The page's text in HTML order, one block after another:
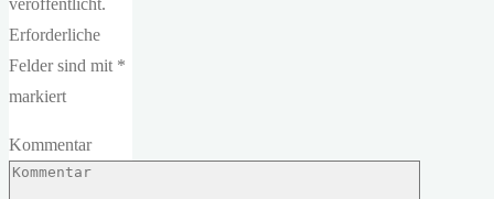
veröffentlicht.
Erforderliche
Felder sind mit *
markiert
Kommentar